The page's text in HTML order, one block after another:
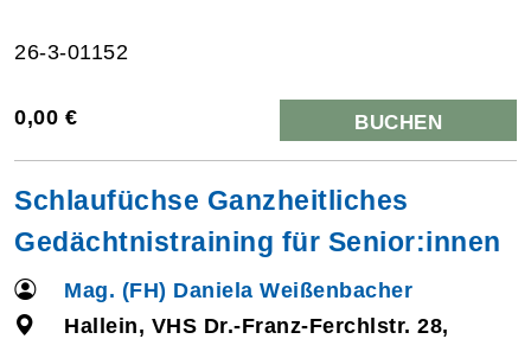
26-3-01152
0,00 € BUCHEN
Schlaufüchse Ganzheitliches
Gedächtnistraining für Senior:innen
Mag. (FH) Daniela Weißenbacher
Hallein, VHS Dr.-Franz-Ferchlstr. 28,